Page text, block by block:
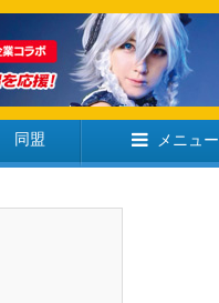
同盟 メニュー